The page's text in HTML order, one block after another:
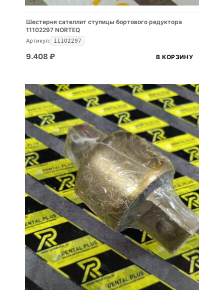
Шестерня сателлит ступицы бортового редуктора
11102297 NORTEQ
Артикул: 11102297
9.408 ₽ В КОРЗИНУ